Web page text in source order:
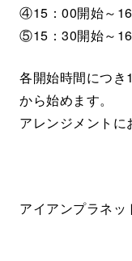
④15：00開始～
⑤15：30開始～
各開始時間につき
から始めます。
アレンジメントに
アイアンプラネッ